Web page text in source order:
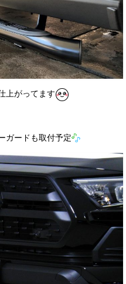
上がってます
ガードも取付予定